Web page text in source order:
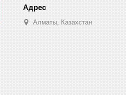
Алматы, Казахстан